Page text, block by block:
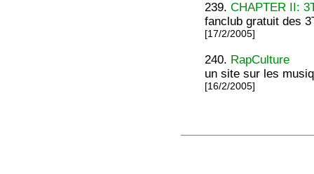
239.CHAPTER II:
fanclub gratuit des
[17/2/2005]
240. RapCulture
un site sur les
[16/2/2005]